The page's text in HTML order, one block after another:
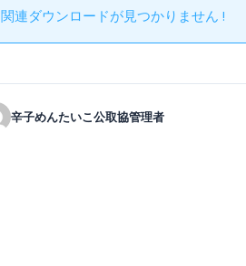
関連ダウンロードが見つかりません !
辛子めんたいこ公取協管理者